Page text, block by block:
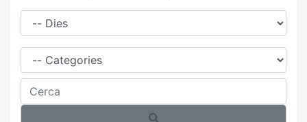
Dies
Família
Cerca